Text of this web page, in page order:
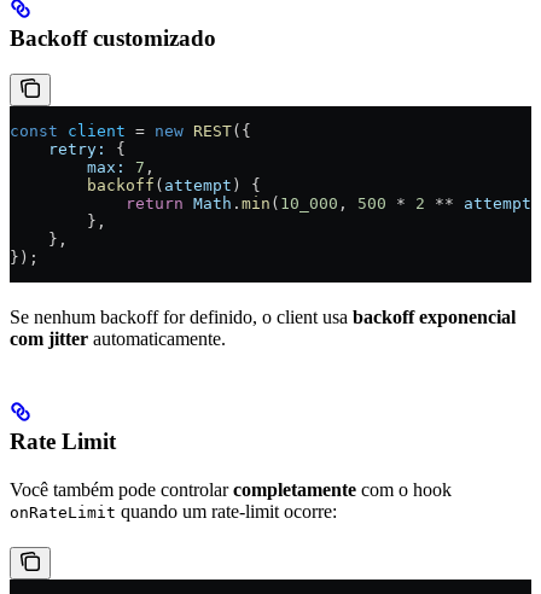
Backoff customizado
const client = new REST({
    retry:
{
        max:
7 ,
        backoff
( attempt ) {
            return
Math . min ( 10_000 , 500 * 2 ** attempt
        },
    },
});
Se nenhum backoff for definido, o client usa backoff exponencial
com jitter automaticamente.
Rate Limit
Você também pode controlarcompletamente com o hook
onRateLimit quando um rate-limit ocorre: